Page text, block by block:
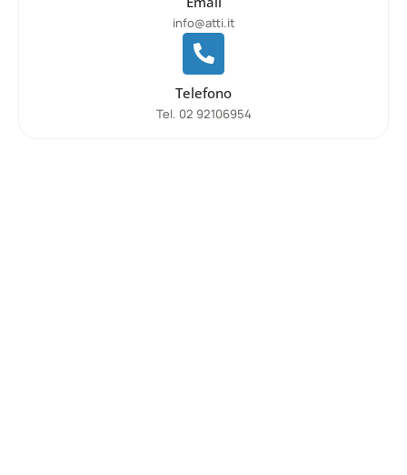
info@atti.it
Telefono
Tel. 02 92106954